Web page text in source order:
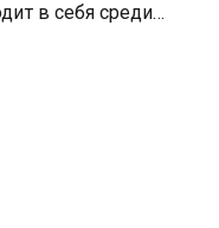
в себя среди
что потерял
что
не знает, где
последних дней и